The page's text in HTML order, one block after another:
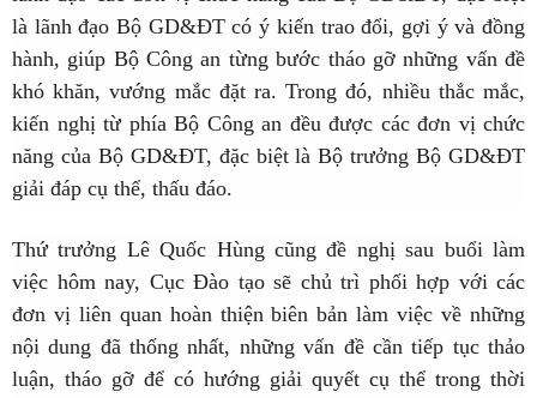
là lãnh đạo Bộ GD&ĐT có ý kiến trao đổi, gợi ý và đồng
hành, giúp Bộ Công an từng bước tháo gỡ những vấn đề
khó khăn, vướng mắc đặt ra. Trong đó, nhiều thắc mắc,
kiến nghị từ phía Bộ Công an đều được các đơn vị chức
năng của Bộ GD&ĐT, đặc biệt là Bộ trưởng Bộ GD&ĐT
giải đáp cụ thể, thấu đáo.
Thứ trưởng Lê Quốc Hùng cũng đề nghị sau buổi làm
việc hôm nay, Cục Đào tạo sẽ chủ trì phối hợp với các
đơn vị liên quan hoàn thiện biên bản làm việc về những
nội dung đã thống nhất, những vấn đề cần tiếp tục thảo
luận, tháo gỡ để có hướng giải quyết cụ thể trong thời